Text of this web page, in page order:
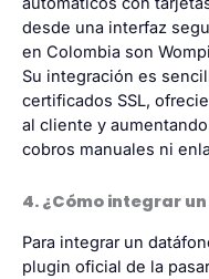
desde una interfaz
en Colombia son
Su integración es
certificados SSL,
al cliente y
cobros manuales ni
4. ¿Cómo integrar
Para integrar un
plugin oficial de la